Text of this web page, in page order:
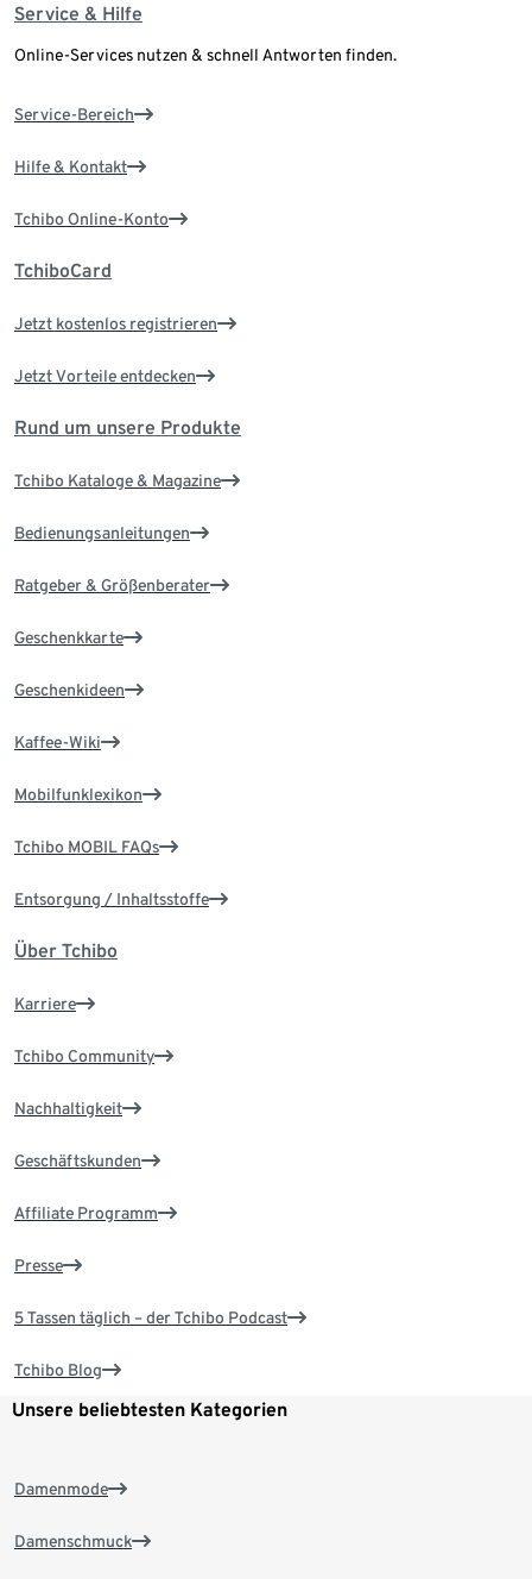
Service & Hilfe
Online-Services nutzen & schnell Antworten finden.
Service-Bereich
Hilfe & Kontakt
Tchibo Online-Konto
TchiboCard
Jetzt kostenlos registrieren
Jetzt Vorteile entdecken
Rund um unsere Produkte
Tchibo Kataloge & Magazine
Bedienungsanleitungen
Ratgeber & Größenberater
Geschenkkarte
Geschenkideen
Kaffee-Wiki
Mobilfunklexikon
Tchibo MOBIL FAQs
Entsorgung / Inhaltsstoffe
Über Tchibo
Karriere
Tchibo Community
Nachhaltigkeit
Geschäftskunden
Affiliate Programm
Presse
5 Tassen täglich – der Tchibo Podcast
Tchibo Blog
Unsere beliebtesten Kategorien
Damenmode
Damenschmuck